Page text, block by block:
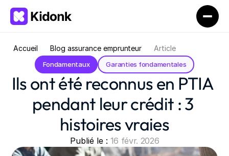
Accueil Blog assurance emprunteur Article
Fondamentaux Garanties fondamentales
Ils ont été reconnus en PTIA
pendant leur crédit : 3
histoires vraies
Publié le : 16 févr. 2026